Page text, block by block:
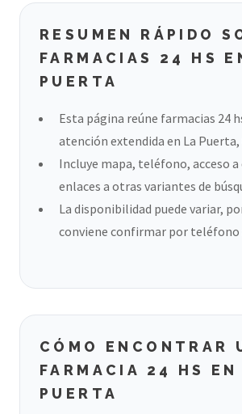
RESUMEN RÁPIDO
FARMACIAS 24 HS
PUERTA
Esta página reúne farmacias 24
atención extendida en La Puerta,
Incluye mapa, teléfono, acceso
enlaces a otras variantes de
La disponibilidad puede variar,
conviene confirmar por teléfono
CÓMO ENCONTRAR
FARMACIA 24 HS EN
PUERTA